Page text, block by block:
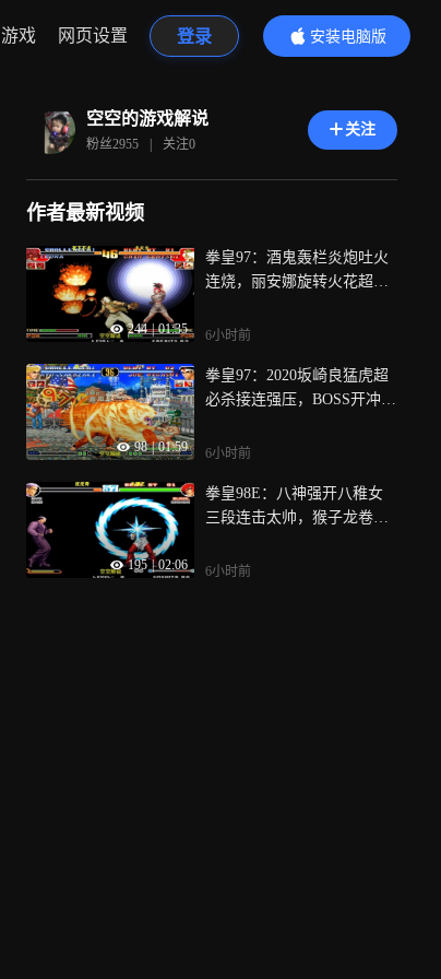
游戏 网页设置 登录
安装电脑版
内容更精彩
空空的游戏解说
粉丝2955 | 关注0
关注
作者最新视频
244 | 01:35
拳皇97：酒鬼轰栏炎炮吐火
连烧，丽安娜旋转火花超必
6小时前
98 | 01:59
拳皇97：2020坂崎良猛虎超
必杀接连强压，BOSS开冲天
6小时前
195 | 02:06
拳皇98E：八神强开八稚女
三段连击太帅，猴子龙卷风
6小时前